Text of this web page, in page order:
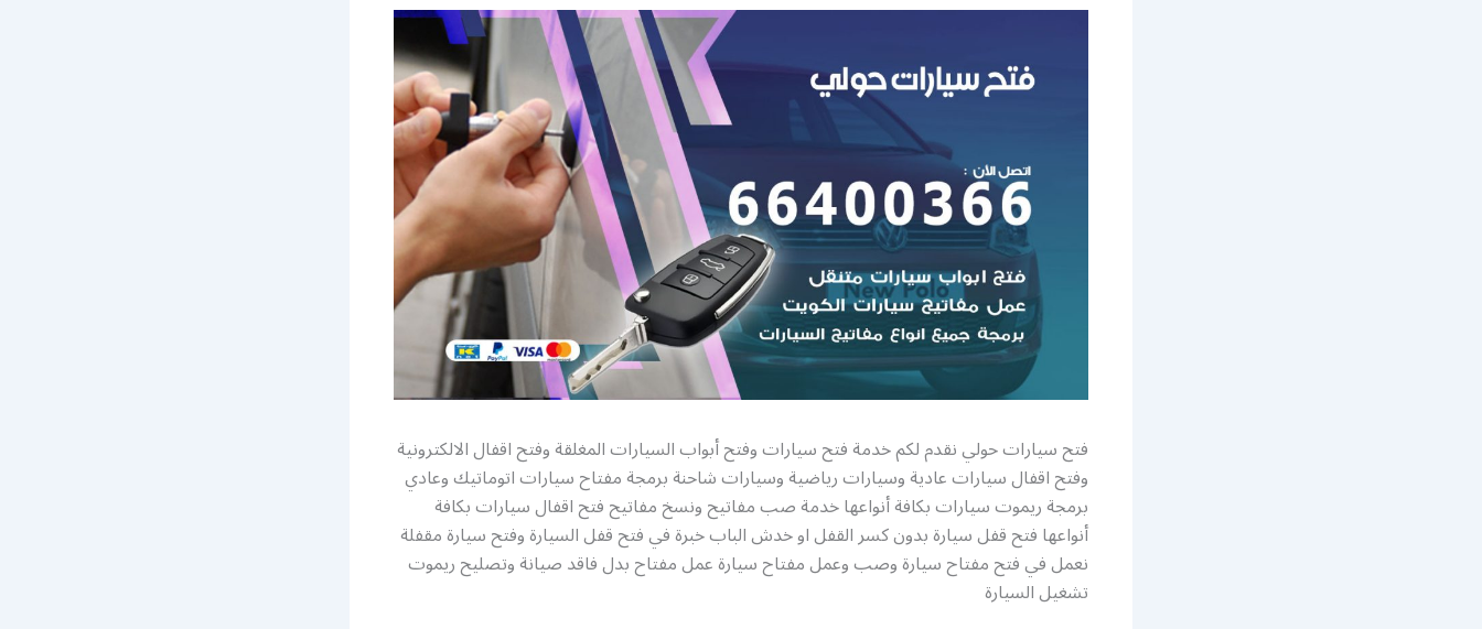
فتح سيارات حولي نقدم لكم خدمة فتح سيارات وفتح أبواب السيارات المغلقة وفتح اقفال الالكترونية
وفتح اقفال سيارات عادية وسيارات رياضية وسيارات شاحنة برمجة مفتاح سيارات اتوماتيك وعادي
برمجة ريموت سيارات بكافة أنواعها خدمة صب مفاتيح ونسخ مفاتيح فتح اقفال سيارات بكافة
أنواعها فتح قفل سيارة بدون كسر القفل او خدش الباب خبرة في فتح قفل السيارة وفتح سيارة مقفلة
نعمل في فتح مفتاح سيارة وصب وعمل مفتاح سيارة عمل مفتاح بدل فاقد صيانة وتصليح ريموت
تشغيل السيارة